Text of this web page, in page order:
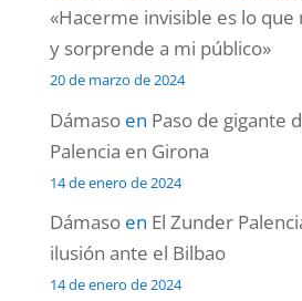
«Hacerme invisible es lo
y sorprende a mi público»
20 de marzo de 2024
Dámasoen Paso de gigante
Palencia en Girona
14 de enero de 2024
Dámasoen El Zunder
ilusión ante el Bilbao
14 de enero de 2024